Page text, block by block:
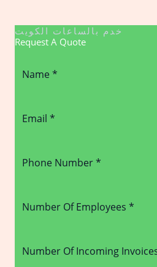
خدم بالساعات الكويت
Request A Quote